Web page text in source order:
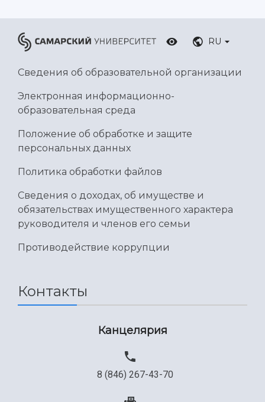
RU
Сведения об образовательной организации
Электронная информационно-
образовательная среда
Положение об обработке и защите
персональных данных
Политика обработки файлов
Сведения о доходах, об имуществе и
обязательствах имущественного характера
руководителя и членов его семьи
Противодействие коррупции
Контакты
Канцелярия
8 (846) 267-43-70